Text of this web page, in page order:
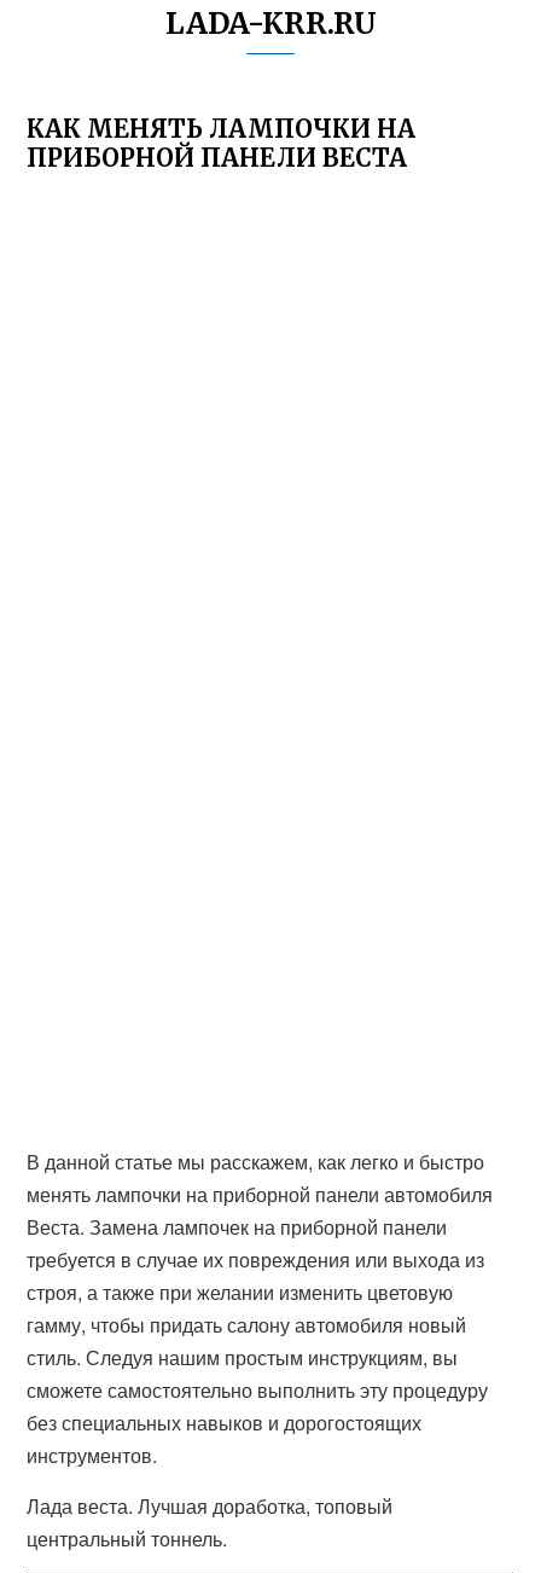
LADA-KRR.RU
КАК МЕНЯТЬ ЛАМПОЧКИ НА
ПРИБОРНОЙ ПАНЕЛИ ВЕСТА
В данной статье мы расскажем, как легко и быстро
менять лампочки на приборной панели автомобиля
Веста. Замена лампочек на приборной панели
требуется в случае их повреждения или выхода из
строя, а также при желании изменить цветовую
гамму, чтобы придать салону автомобиля новый
стиль. Следуя нашим простым инструкциям, вы
сможете самостоятельно выполнить эту процедуру
без специальных навыков и дорогостоящих
инструментов.
Лада веста. Лучшая доработка, топовый
центральный тоннель.